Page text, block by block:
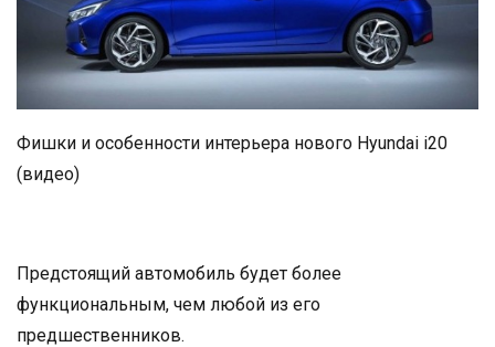
Фишки и особенности интерьера нового Hyundai i20
(видео)
Предстоящий автомобиль будет более
функциональным, чем любой из его
предшественников.